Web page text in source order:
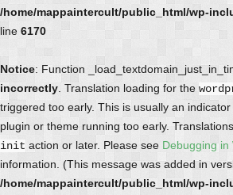
/home/mappaintercult/public_html/wp-
line 6170
Notice: Function
incorrectly . Translation loading for the
triggered too early. This is usually an
plugin or theme running too early.
init action or later. Please see Debugging in
information. (This message was added in
/home/mappaintercult/public_html/wp-